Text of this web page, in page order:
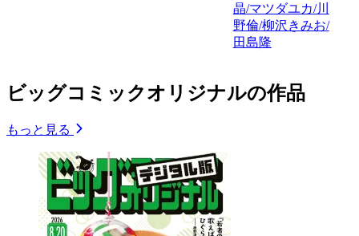
晶/マツダユカ/川
野倫/柳沢きみお/
田島隆
ビッグコミックオリジナルの作品
もっと見る